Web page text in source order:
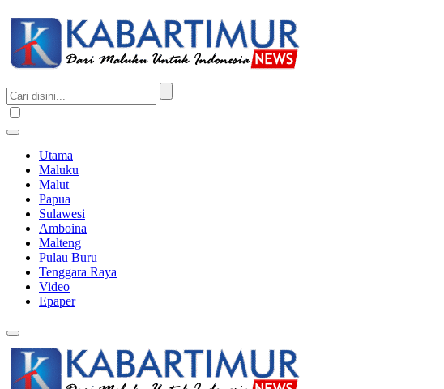
Utama
Maluku
Malut
Papua
Sulawesi
Amboina
Malteng
Pulau Buru
Tenggara Raya
Video
Epaper